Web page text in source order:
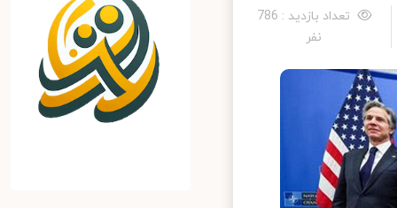
تعداد بازدید : 786
نفر